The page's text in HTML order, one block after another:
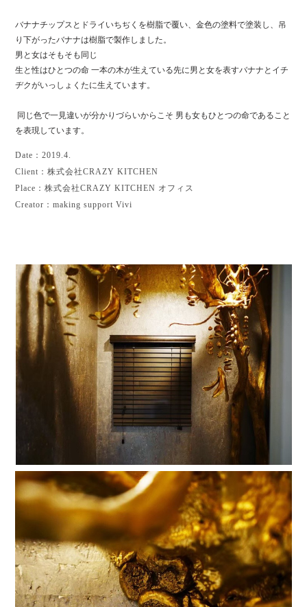
バナナチップスとドライいちぢくを樹脂で覆い、金色の塗料で塗装し、吊
り下がったバナナは樹脂で製作しました。
男と女はそもそも同じ
生と性はひとつの命 一本の木が生えている先に男と女を表すバナナとイチ
ヂクがいっしょくたに生えています。
同じ色で一見違いが分かりづらいからこそ 男も女もひとつの命であること
を表現しています。
Date：2019.4.
Client：株式会社CRAZY KITCHEN
Place：株式会社CRAZY KITCHEN オフィス
Creator：making support Vivi